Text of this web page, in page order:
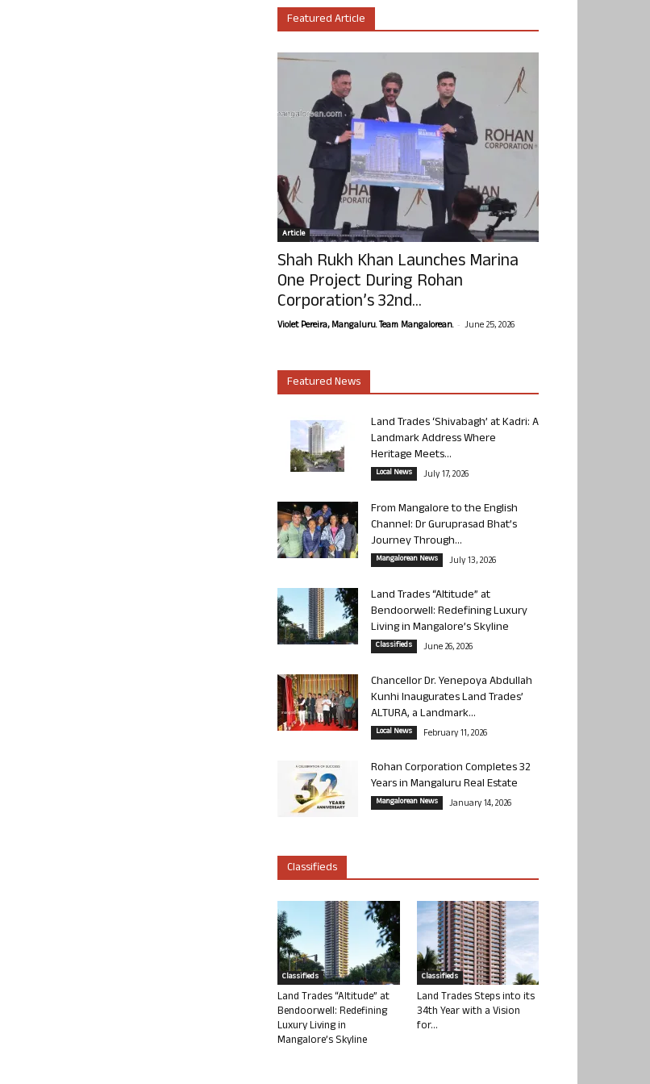
Featured Article
Article
Shah Rukh Khan Launches Marina
One Project During Rohan
Corporation’s 32nd...
Violet Pereira, Mangaluru. Team Mangalorean. - June 25, 2026
Featured News
Land Trades ‘Shivabagh’ at Kadri: A
Landmark Address Where
Heritage Meets...
Local News July 17, 2026
From Mangalore to the English
Channel: Dr Guruprasad Bhat’s
Journey Through...
Mangalorean News July 13, 2026
Land Trades “Altitude” at
Bendoorwell: Redefining Luxury
Living in Mangalore’s Skyline
Classifieds June 26, 2026
Chancellor Dr. Yenepoya Abdullah
Kunhi Inaugurates Land Trades’
ALTURA, a Landmark...
Local News February 11, 2026
Rohan Corporation Completes 32
Years in Mangaluru Real Estate
Mangalorean News January 14, 2026
Classifieds
Classifieds
Land Trades “Altitude” at
Bendoorwell: Redefining
Luxury Living in
Mangalore’s Skyline
Classifieds
Land Trades Steps into its
34th Year with a Vision
for...